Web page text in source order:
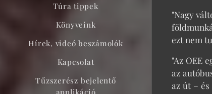
Túra tippek
Könyveink
Hírek, videó beszámolók
Kapcsolat
Tűzszerész bejelentő
applikáció
"Nagy
ezt nem
"Az OEE
az
az út –